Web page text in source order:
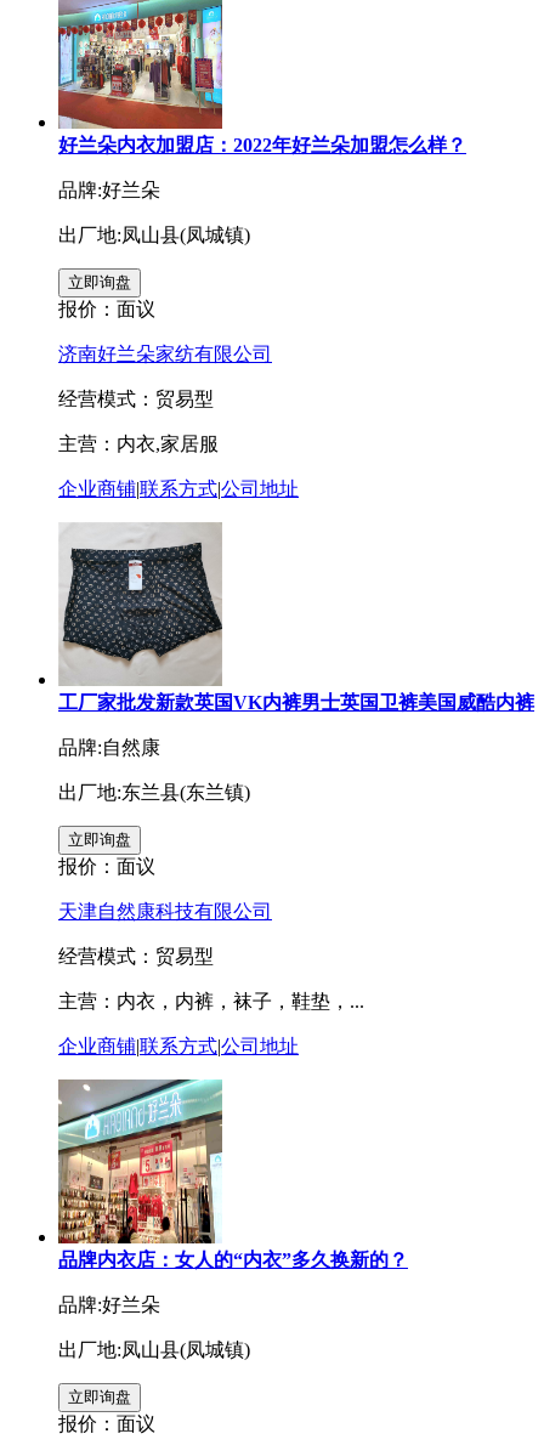
好兰朵内衣加盟店：2022年好兰朵加盟怎么样？
品牌:好兰朵
出厂地:凤山县(凤城镇)
报价： 面议
济南好兰朵家纺有限公司
经营模式：贸易型
主营：内衣,家居服
企业商铺|联系方式|公司地址
工厂家批发新款英国VK内裤男士英国卫裤美国威酷内裤
品牌:自然康
出厂地:东兰县(东兰镇)
报价： 面议
天津自然康科技有限公司
经营模式：贸易型
主营：内衣，内裤，袜子，鞋垫，...
企业商铺|联系方式|公司地址
品牌内衣店：女人的“内衣”多久换新的？
品牌:好兰朵
出厂地:凤山县(凤城镇)
报价： 面议